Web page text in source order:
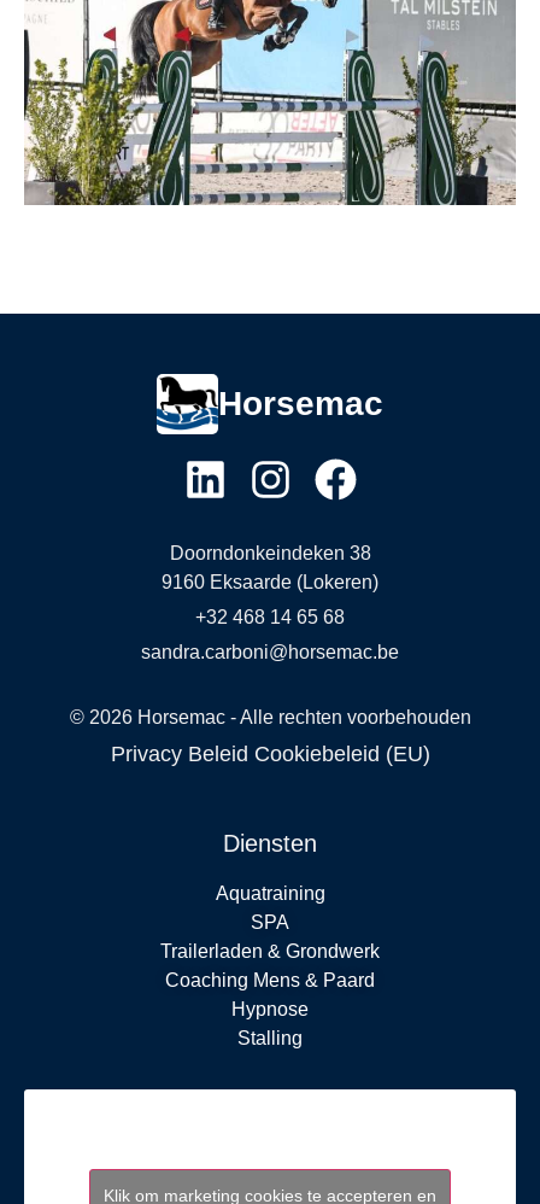
Horsemac
Doorndonkeindeken 38
9160 Eksaarde (Lokeren)
+32 468 14 65 68
sandra.carboni@horsemac.be
© 2026Horsemac - Alle rechten voorbehouden
Privacy Beleid Cookiebeleid (EU)
Diensten
Aquatraining
SPA
Trailerladen & Grondwerk
Coaching Mens & Paard
Hypnose
Stalling
Klik om marketing cookies te accepteren en